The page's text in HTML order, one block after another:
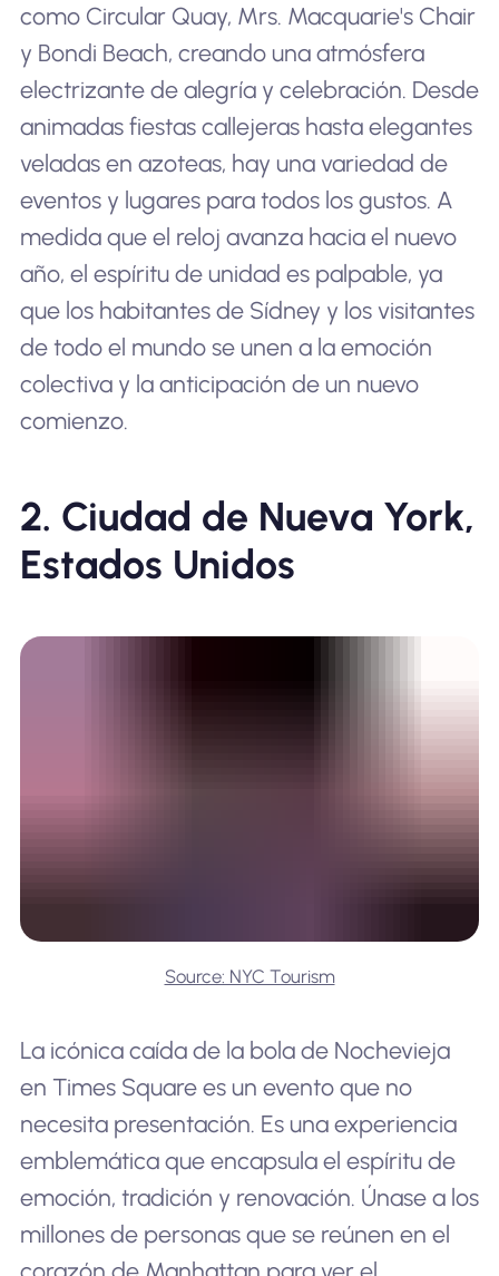
como Circular Quay, Mrs. Macquarie's Chair
y Bondi Beach, creando una atmósfera
electrizante de alegría y celebración. Desde
animadas fiestas callejeras hasta elegantes
veladas en azoteas, hay una variedad de
eventos y lugares para todos los gustos. A
medida que el reloj avanza hacia el nuevo
año, el espíritu de unidad es palpable, ya
que los habitantes de Sídney y los visitantes
de todo el mundo se unen a la emoción
colectiva y la anticipación de un nuevo
comienzo.
2. Ciudad de Nueva York,
Estados Unidos
Source: NYC Tourism
La icónica caída de la bola de Nochevieja
en Times Square es un evento que no
necesita presentación. Es una experiencia
emblemática que encapsula el espíritu de
emoción, tradición y renovación. Únase a los
millones de personas que se reúnen en el